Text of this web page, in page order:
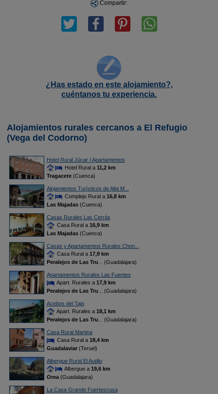
Compartir:
¿Has estado en este alojamiento?,
cuéntanos tu experiencia.
Alojamientos rurales cercanos a El Refugio
(Vega del Codorno)
Hotel Rural Júcar / Apartamentos
Hotel Rural a 11,2 km
Tragacete(Cuenca)
Alojamientos Turísticos de Alta M...
Complejo Rural a 16,8 km
Las Majadas(Cuenca)
Casas Rurales Las Cerrás
Casa Rural a 16,9 km
Las Majadas(Cuenca)
Casas y Apartamentos Rurales Chon...
Casa Rural a 17,9 km
Peralejos de Las Tru ... (Guadalajara)
Apartamentos Rurales Las Fuentes
Apart. Rurales a 17,9 km
Peralejos de Las Tru ... (Guadalajara)
Acebos del Tajo
Apart. Rurales a 18,1 km
Peralejos de Las Tru ... (Guadalajara)
Casa Rural Martina
Casa Rural a 18,4 km
Guadalaviar(Teruel)
Albergue Rural El Autillo
Albergue a 19,6 km
Orea(Guadalajara)
La Casa Grande Fuertescusa